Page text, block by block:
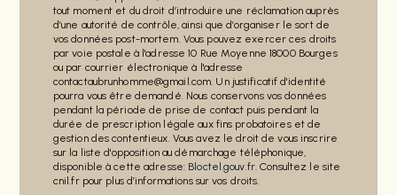
tout moment et du droit d’introduire une réclamation auprès
d’une autorité de contrôle, ainsi que d’organiser le sort de
vos données post-mortem. Vous pouvez exercer ces droits
par voie postale à l'adresse 10 Rue Moyenne 18000 Bourges
ou par courrier électronique à l'adresse
contactaubrunhomme@gmail.com. Un justificatif d'identité
pourra vous être demandé. Nous conservons vos données
pendant la période de prise de contact puis pendant la
durée de prescription légale aux fins probatoires et de
gestion des contentieux. Vous avez le droit de vous inscrire
sur la liste d'opposition au démarchage téléphonique,
disponible à cette adresse: Bloctel.gouv.fr. Consultez le site
cnil.fr pour plus d’informations sur vos droits.